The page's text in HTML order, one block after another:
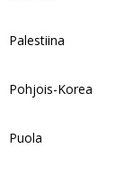
Palestiina
Pohjois-Korea
Puola